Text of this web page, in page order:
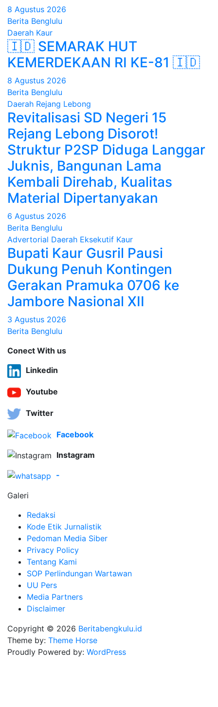
8 Agustus 2026
Berita Benglulu
Daerah Kaur
🇮🇩 SEMARAK HUT
KEMERDEKAAN RI KE-81 🇮🇩
8 Agustus 2026
Berita Benglulu
Daerah Rejang Lebong
Revitalisasi SD Negeri 15
Rejang Lebong Disorot!
Struktur P2SP Diduga Langgar
Juknis, Bangunan Lama
Kembali Direhab, Kualitas
Material Dipertanyakan
6 Agustus 2026
Berita Benglulu
Advertorial Daerah Eksekutif Kaur
Bupati Kaur Gusril Pausi
Dukung Penuh Kontingen
Gerakan Pramuka 0706 ke
Jambore Nasional XII
3 Agustus 2026
Berita Benglulu
Conect With us
Linkedin
Youtube
Twitter
Facebook
Instagram
-
Galeri
Redaksi
Kode Etik Jurnalistik
Pedoman Media Siber
Privacy Policy
Tentang Kami
SOP Perlindungan Wartawan
UU Pers
Media Partners
Disclaimer
Copyright © 2026 Beritabengkulu.id
Theme by: Theme Horse
Proudly Powered by: WordPress